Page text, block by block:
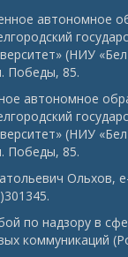
автономное
(НИУ
Победы, 85.
автономное
(НИУ
Победы, 85.
Ольхов,
по надзору в
коммуникаций